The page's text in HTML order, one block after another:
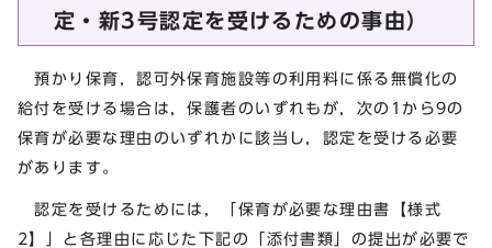
定・新3号認定を受けるための事由）
預かり保育，認可外保育施設等の利用料に係る無償化の
給付を受ける場合は，保護者のいずれもが，次の1から9の
保育が必要な理由のいずれかに該当し，認定を受ける必要
があります。
認定を受けるためには，「保育が必要な理由書【様式
2】」と各理由に応じた下記の「添付書類」の提出が必要で